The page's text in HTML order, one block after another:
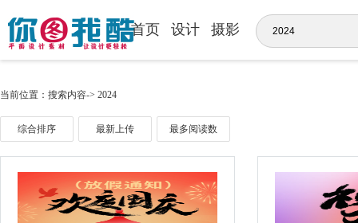
首页 设计 摄影
当前位置：搜索内容-> 2024
综合排序 最新上传 最多阅读数